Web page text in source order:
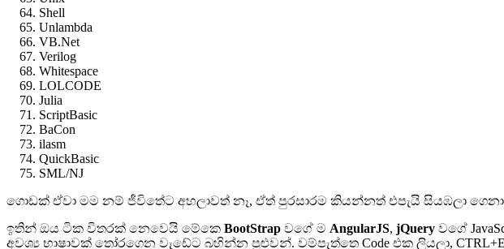
Shell
Unlambda
VB.Net
Verilog
Whitespace
LOLCODE
Julia
ScriptBasic
BaCon
ilasm
QuickBasic
SML/NJ
ගොඩක් ඒවා මම නම් ජීවිතේට අහලාවත් නෑ, ඒත් පුරසාරම කියන්නත් එපැයි සියඹලා
ඉතින් ඔය ටික විතරක් නෙවෙයි මේකෙ BootStrap වගේ ම AngularJS, jQuery වගේ
අවශ්‍ය භාෂාවක් තෝරගෙන වැඩේට බහින්න පුළුවන්. වම්පැත්තෙ Code එක ලියලා,